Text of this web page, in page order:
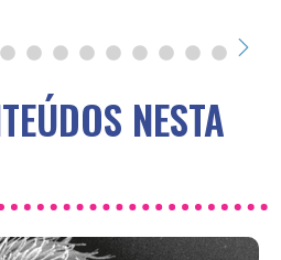
NESTA